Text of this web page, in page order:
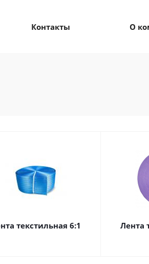
Контакты О
текстильная 6:1 Лента